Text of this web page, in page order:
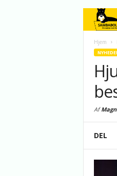
Hjem
Af
DEL